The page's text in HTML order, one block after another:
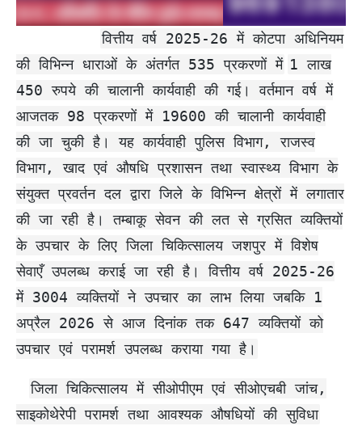
वित्तीय वर्ष 2025-26 में कोटपा अधिनियम
की विभिन्न धाराओं के अंतर्गत 535 प्रकरणों में 1 लाख
450 रुपये की चालानी कार्यवाही की गई। वर्तमान वर्ष में
आजतक 98 प्रकरणों में 19600 की चालानी कार्यवाही
की जा चुकी है। यह कार्यवाही पुलिस विभाग, राजस्व
विभाग, खाद एवं औषधि प्रशासन तथा स्वास्थ्य विभाग के
संयुक्त प्रवर्तन दल द्वारा जिले के विभिन्न क्षेत्रों में लगातार
की जा रही है। तम्बाकू सेवन की लत से ग्रसित व्यक्तियों
के उपचार के लिए जिला चिकित्सालय जशपुर में विशेष
सेवाएँ उपलब्ध कराई जा रही है। वित्तीय वर्ष 2025-26
में 3004 व्यक्तियों ने उपचार का लाभ लिया जबकि 1
अप्रैल 2026 से आज दिनांक तक 647 व्यक्तियों को
उपचार एवं परामर्श उपलब्ध कराया गया है।
जिला चिकित्सालय में सीओपीएम एवं सीओएचबी जांच,
साइकोथेरेपी परामर्श तथा आवश्यक औषधियों की सुविधा